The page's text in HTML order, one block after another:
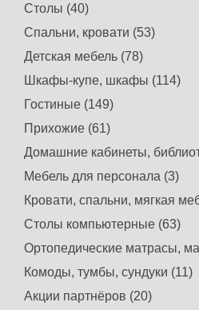
Столы (40)
Спальни, кровати (53)
Детская мебель (78)
Шкафы-купе, шкафы (114)
Гостиные (149)
Прихожие (61)
Домашние кабинеты,
Мебель для персонала (3)
Кровати, спальни, мягкая
Столы компьютерные (63)
Ортопедические матрасы,
Комоды, тумбы, сундуки (11)
Акции партнёров (20)